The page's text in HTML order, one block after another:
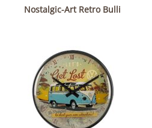
Nostalgic-Art Retro Bulli